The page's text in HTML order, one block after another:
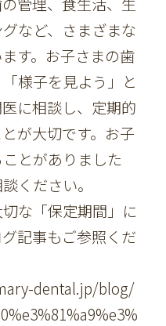
など、さまざまな
す。お子さまの歯
様子を見よう」と
に相談し、定期的
が大切です。お子
とがありました
ください。
な「保定期間」に
記事もご参照くだ
dental.jp/blog/